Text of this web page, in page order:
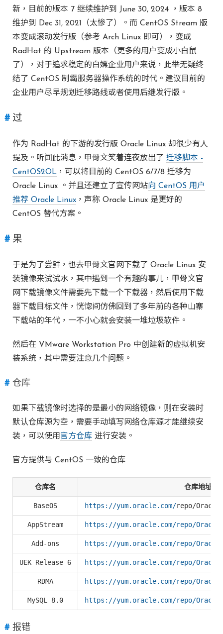
新，目前的版本 7 继续维护到 June 30, 2024 ，版本 8
维护到 Dec 31, 2021（太惨了）。而 CentOS Stream 版
本变成滚动发行版（参考 Arch Linux 即可），变成
RadHat 的 Upstream 版本（更多的用户变成小白鼠
了），对于追求稳定的白嫖企业用户来说，此举无疑终
结了 CentOS 制霸服务器操作系统的时代。建议目前的
企业用户尽早规划迁移路线或者使用后继发行版。
过
作为 RadHat 的下游的发行版 Oracle Linux 却很少有人
提及。听闻此消息，甲骨文笑着连夜放出了 迁移脚本 -
CentOS2OL ，可以将目前的 CentOS 6/7/8 迁移为
Oracle Linux 。并且还建立了宣传网站向 CentOS 用户
推荐 Oracle Linux ，声称 Oracle Linux 是更好的
CentOS 替代方案。
果
于是为了尝鲜，也去甲骨文官网下载了 Oracle Linux 安
装镜像来试试水，其中遇到一个有趣的事儿，甲骨文官
网下载镜像文件需要先下载一个下载器，然后使用下载
器下载目标文件，恍惚间仿佛回到了多年前的各种山寨
下载站的年代，一不小心就会安装一堆垃圾软件。
然后在 VMware Workstation Pro 中创建新的虚拟机安
装系统，其中需要注意几个问题。
仓库
如果下载镜像时选择的是最小的网络镜像，则在安装时
默认仓库源为空，需要手动填写网络仓库源才能继续安
装，可以使用 官方仓库 进行安装。
官方提供与 CentOS 一致的仓库
仓库名 仓库地址（
BaseOS https://yum.oracle.com/​repo/​
AppStream https://yum.oracle.com/repo/
Add-ons https://yum.oracle.com/repo/
UEK Release 6 https://yum.oracle.com/repo/
RDMA https://yum.oracle.com/repo/
MySQL 8.0 https://yum.oracle.com/repo/
报错